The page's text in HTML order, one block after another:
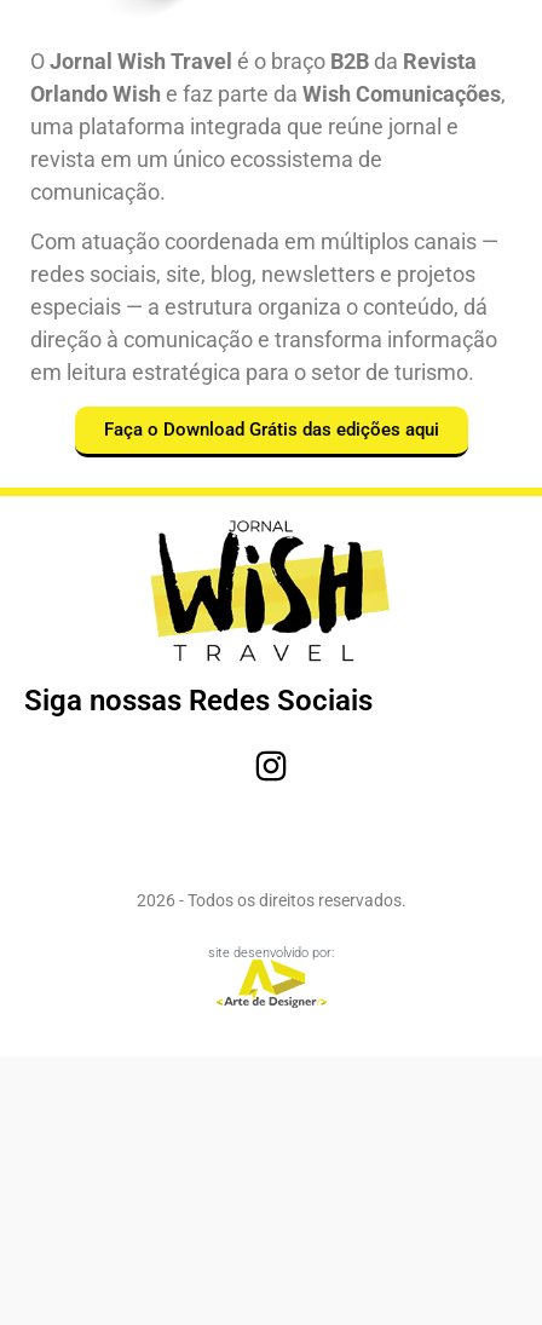
OJornal Wish Travel é o braço B2B da Revista
Orlando Wish e faz parte da Wish Comunicações,
uma plataforma integrada que reúne jornal e
revista em um único ecossistema de
comunicação.
Com atuação coordenada em múltiplos canais —
redes sociais, site, blog, newsletters e projetos
especiais — a estrutura organiza o conteúdo, dá
direção à comunicação e transforma informação
em leitura estratégica para o setor de turismo.
Faça o Download Grátis das edições aqui
Siga nossas Redes Sociais
2026 - Todos os direitos reservados.
site desenvolvido por: